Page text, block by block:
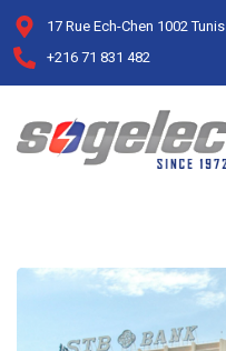
17 Rue Ech-Chen 1002 Tunis
+216 71 831 482